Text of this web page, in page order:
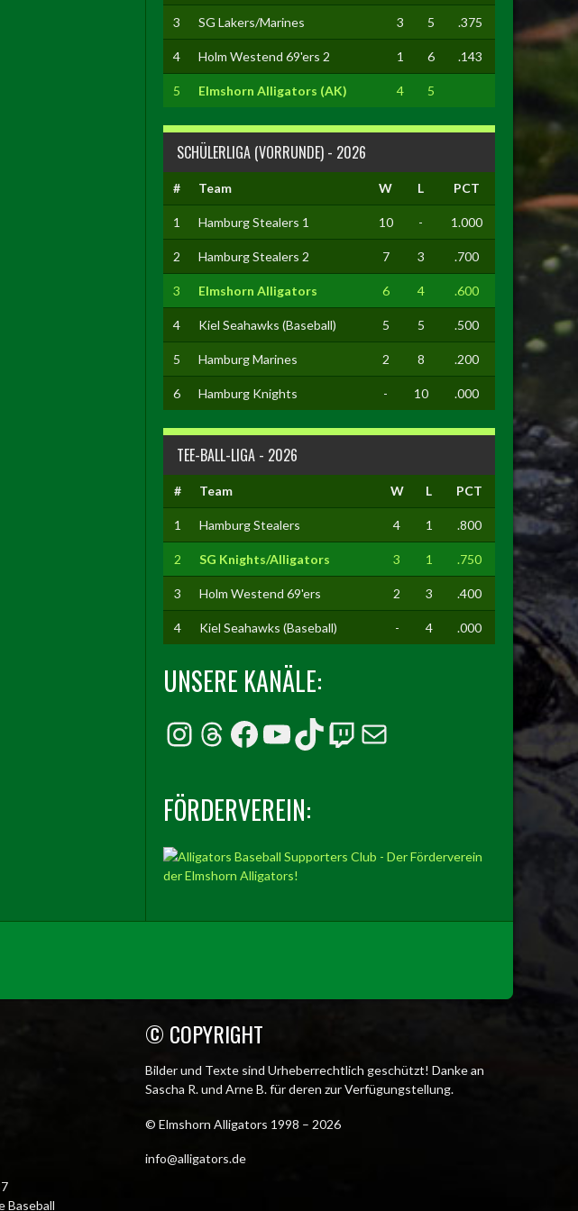
3 SG Lakers/Marines 3 5 .375
4 Holm Westend 69'ers 2 1 6 .143
5 Elmshorn Alligators (AK) 4 5
SCHÜLERLIGA (VORRUNDE) - 2026
# Team W L PCT
1 Hamburg Stealers 1 10 - 1.000
2 Hamburg Stealers 2 7 3 .700
3 Elmshorn Alligators 6 4 .600
4 Kiel Seahawks (Baseball) 5 5 .500
5 Hamburg Marines 2 8 .200
6 Hamburg Knights - 10 .000
TEE-BALL-LIGA - 2026
# Team W L PCT
1 Hamburg Stealers 4 1 .800
2 SG Knights/Alligators 3 1 .750
3 Holm Westend 69'ers 2 3 .400
4 Kiel Seahawks (Baseball) - 4 .000
UNSERE KANÄLE:
Instagram
Threads
Facebook
YouTube
TikTok
Twitch
E-Mail
FÖRDERVEREIN:
Baseball
© COPYRIGHT
Bilder und Texte sind Urheberrechtlich geschützt! Danke an
Sascha R. und Arne B. für deren zur Verfügungstellung.
© Elmshorn Alligators 1998 – 2026
info@alligators.de